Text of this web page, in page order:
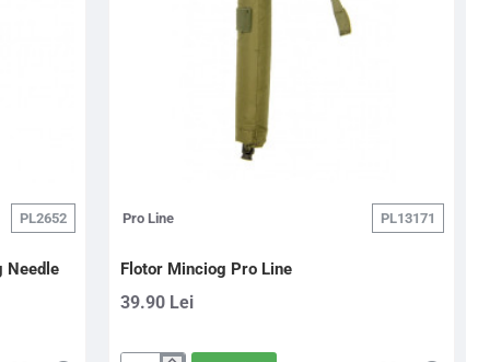
PL2652
Needle
Pro Line PL13171
Flotor Minciog Pro Line
39.90 Lei